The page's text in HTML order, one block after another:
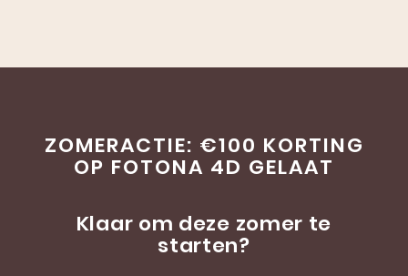
ZOMERACTIE: €100 KORTING
OP FOTONA 4D GELAAT
Klaar om deze zomer te
starten?